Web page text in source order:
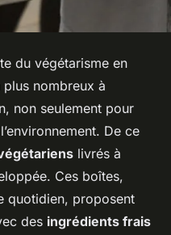
du végétarisme en
nombreux à
non seulement pour
De ce
livrés à
Ces boîtes,
quotidien, proposent
des ingrédients frais